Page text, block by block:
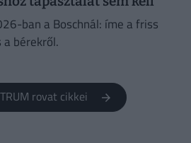
ban a Boschnál: íme a friss
bérekről.
rovat cikkei